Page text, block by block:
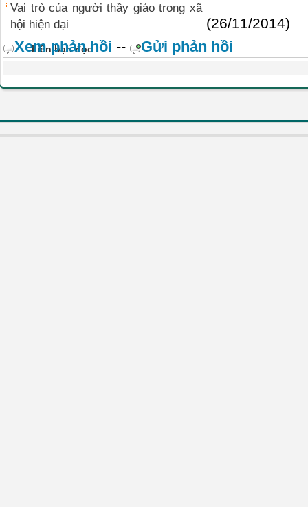
Vai trò của người thầy giáo trong xã
hội hiện đại
(26/11/2014)
kiến bạn đọc
Xem phản hồi -- Gửi phản hồi